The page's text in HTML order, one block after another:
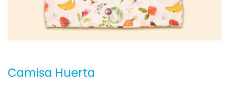
Camisa Huerta